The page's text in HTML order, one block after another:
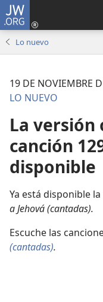
JW.ORG
Lo nuevo
19 DE NOVIEMBRE
LO NUEVO
La versión
canción
disponible
Ya está disponible
a Jehová (cantadas).
Escuche las
(cantadas).